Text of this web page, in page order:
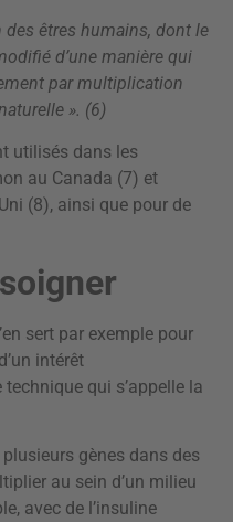
des êtres humains, dont le
d’une manière qui
par multiplication
». (6)
utilisés dans les
au Canada (7) et
(8), ainsi que pour de
sert par exemple pour
intérêt
qui s’appelle la
gènes dans des
au sein d’un milieu
avec de l’insuline